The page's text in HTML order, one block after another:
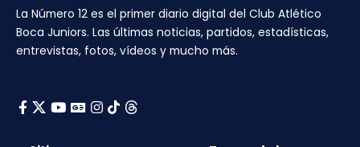
La Número 12 es el primer diario digital del Club Atlético
Boca Juniors. Las últimas noticias, partidos, estadísticas,
entrevistas, fotos, vídeos y mucho más.